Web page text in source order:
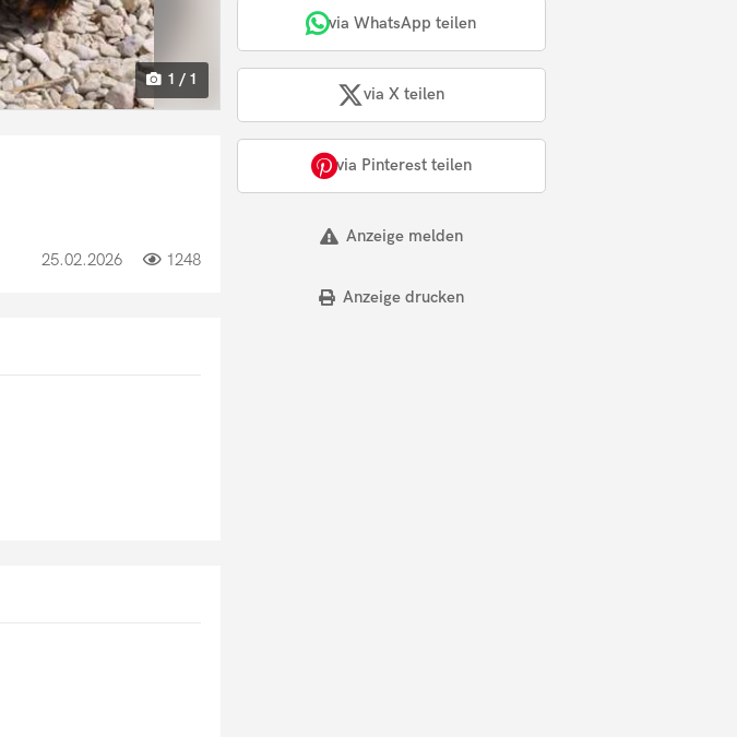
1 / 1
25.02.2026 1248
via WhatsApp teilen
via X teilen
via Pinterest teilen
Anzeige melden
Anzeige drucken